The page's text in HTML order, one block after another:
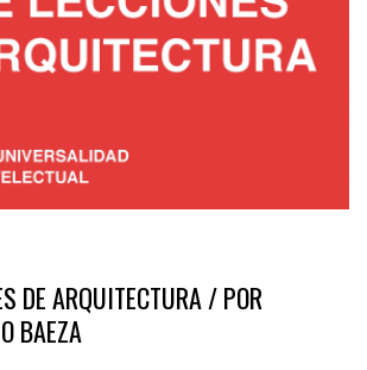
DE ARQUITECTURA / POR
BAEZA